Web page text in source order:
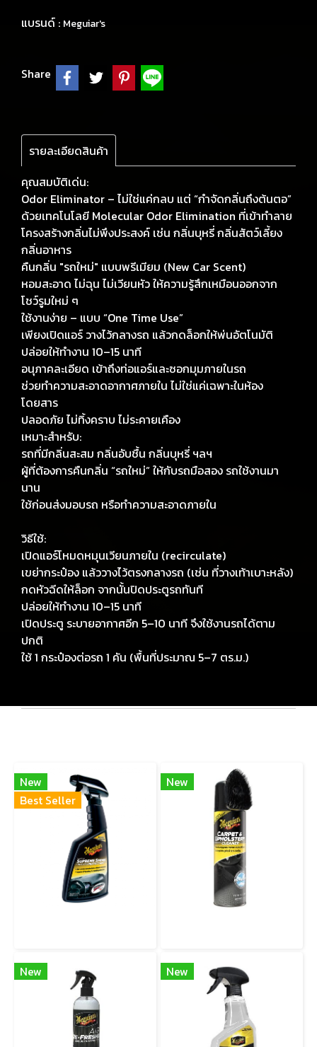
แบรนด์ : Meguiar's
Share
รายละเอียดสินค้า
คุณสมบัติเด่น:
Odor Eliminator – ไม่ใช่แค่กลบ แต่ “กำจัดกลิ่นถึงต้นตอ”
ด้วยเทคโนโลยี Molecular Odor Elimination ที่เข้าทำลาย
โครงสร้างกลิ่นไม่พึงประสงค์ เช่น กลิ่นบุหรี่ กลิ่นสัตว์เลี้ยง
กลิ่นอาหาร
คืนกลิ่น "รถใหม่" แบบพรีเมียม (New Car Scent)
หอมสะอาด ไม่ฉุน ไม่เวียนหัว ให้ความรู้สึกเหมือนออกจาก
โชว์รูมใหม่ ๆ
ใช้งานง่าย – แบบ “One Time Use”
เพียงเปิดแอร์ วางไว้กลางรถ แล้วกดล็อกให้พ่นอัตโนมัติ
ปล่อยให้ทำงาน 10–15 นาที
อนุภาคละเอียด เข้าถึงท่อแอร์และซอกมุมภายในรถ
ช่วยทำความสะอาดอากาศภายใน ไม่ใช่แค่เฉพาะในห้อง
โดยสาร
ปลอดภัย ไม่ทิ้งคราบ ไม่ระคายเคือง
เหมาะสำหรับ:
รถที่มีกลิ่นสะสม กลิ่นอับชื้น กลิ่นบุหรี่ ฯลฯ
ผู้ที่ต้องการคืนกลิ่น “รถใหม่” ให้กับรถมือสอง รถใช้งานมา
นาน
ใช้ก่อนส่งมอบรถ หรือทำความสะอาดภายใน
วิธีใช้:
เปิดแอร์โหมดหมุนเวียนภายใน (recirculate)
เขย่ากระป๋อง แล้ววางไว้ตรงกลางรถ (เช่น ที่วางเท้าเบาะหลัง)
กดหัวฉีดให้ล็อก จากนั้นปิดประตูรถทันที
ปล่อยให้ทำงาน 10–15 นาที
เปิดประตู ระบายอากาศอีก 5–10 นาที จึงใช้งานรถได้ตาม
ปกติ
ใช้ 1 กระป๋องต่อรถ 1 คัน (พื้นที่ประมาณ 5–7 ตร.ม.)
New
Best Seller
New
New New